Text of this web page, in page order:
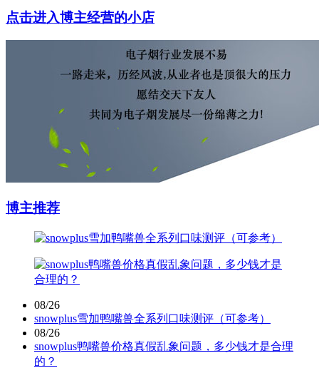
点击进入博主经营的小店
博主推荐
08/26
snowplus雪加鸭嘴兽全系列口味测评（可参考）
08/26
snowplus鸭嘴兽价格真假乱象问题，多少钱才是合理
的？